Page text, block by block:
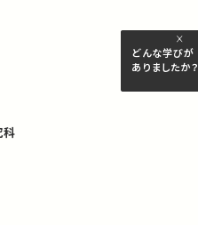
どんな学びが
ありましたか？
科